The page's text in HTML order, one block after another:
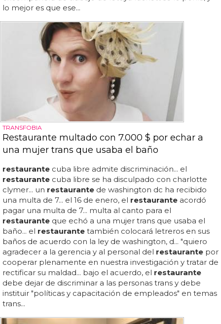
lo mejor es que ese...
TRANSFOBIA
Restaurante multado con 7.000 $ por echar a
una mujer trans que usaba el baño
restaurante cuba libre admite discriminación... el
restaurante cuba libre se ha disculpado con charlotte
clymer... un restaurante de washington dc ha recibido
una multa de 7... el 16 de enero, el restaurante acordó
pagar una multa de 7... multa al canto para el
restaurante que echó a una mujer trans que usaba el
baño... el restaurante también colocará letreros en sus
baños de acuerdo con la ley de washington, d... "quiero
agradecer a la gerencia y al personal del restaurante por
cooperar plenamente en nuestra investigación y tratar de
rectificar su maldad... bajo el acuerdo, el restaurante
debe dejar de discriminar a las personas trans y debe
instituir "políticas y capacitación de empleados" en temas
trans...